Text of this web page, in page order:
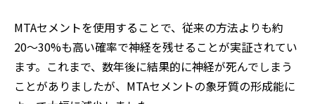
MTAセメントを使用することで、従来の方法よりも約
20〜30%も高い確率で神経を残せることが実証されてい
ます。これまで、数年後に結果的に神経が死んでしまう
ことがありましたが、MTAセメントの象牙質の形成能に